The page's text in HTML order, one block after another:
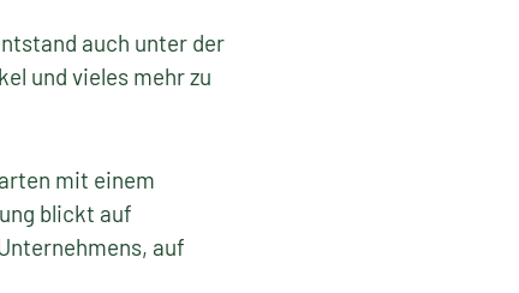
auch unter der
und vieles mehr zu
mit einem
blickt auf
auf